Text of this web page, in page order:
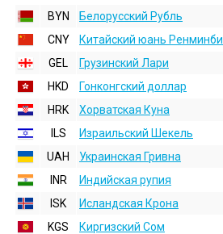
BYN
Белорусский Рубль
CNY
Китайский юань Ренминби
GEL
Грузинский Лари
HKD
Гонконгский доллаp
HRK
Хорватская Куна
ILS
Израильский Шекель
UAH
Украинская Гривна
INR
Индийская pупия
ISK
Исландская Крона
KGS
Киргизский Сом